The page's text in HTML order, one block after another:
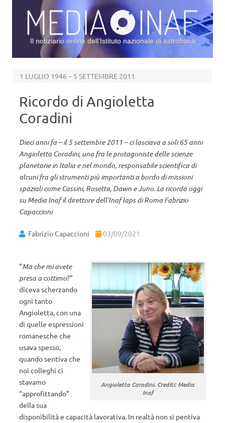
Il notiziario online dell’Istituto nazionale di astrofisica
1 LUGLIO 1946 – 5 SETTEMBRE 2011
Ricordo di Angioletta
Coradini
Dieci anni fa – il 5 settembre 2011 – ci lasciava a soli 65 anni
Angioletta Coradini, una fra le protagoniste delle scienze
planetarie in Italia e nel mondo, responsabile scientifica di
alcuni fra gli strumenti più importanti a bordo di missioni
spaziali come Cassini, Rosetta, Dawn e Juno. La ricorda oggi
su Media Inaf il direttore dell’Inaf Iaps di Roma Fabrizio
Capaccioni
Fabrizio Capaccioni 03/09/2021
Angioletta Coradini. Crediti: Media
Inaf
“Ma che mi avete
presa a cottimo?”
diceva scherzando
ogni tanto
Angioletta, con una
di quelle espressioni
romanesche che
usava spesso,
quando sentiva che
noi colleghi ci
stavamo
“approfittando”
della sua
disponibilità e capacità lavorativa. In realtà non si pentiva